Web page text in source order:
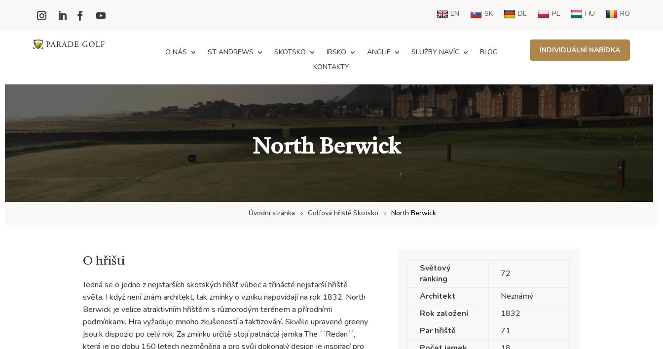
EN SK DE PL HU RO
O NÁS ST ANDREWS SKOTSKO IRSKO ANGLIE SLUŽBY NAVÍC
BLOG
KONTAKTY
INDIVIDUÁLNÍ NABÍDKA
North Berwick
Úvodní stránka Golfová hřiště Skotsko North Berwick
O hřišti
Jedná se o jedno z nejstarších skotských hřišť vůbec a třinácté nejstarší hřiště
světa. I když není znám architekt, tak zmínky o vzniku napovídají na rok 1832. North
Berwick je velice atraktivním hřištěm s různorodým terénem a přírodními
podmínkami. Hra vyžaduje mnoho zkušeností a taktizování. Skvěle upravené greeny
jsou k dispozici po celý rok. Za zmínku určitě stojí patnáctá jamka The ´´Redan´´,
která je po dobu 150 letech nezměněna a pro svůj dokonalý design je inspirací pro
Světový
ranking
72
Architekt
Neznámý
Rok založení
1832
Par hřiště
71